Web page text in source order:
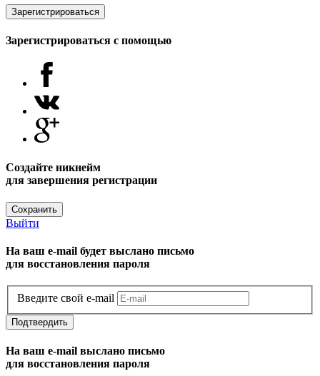
Зарегистрироваться
Зарегистрироваться с помощью
Создайте никнейм
для завершения регистрации
Сохранить
Выйти
На ваш e-mail будет выслано письмо
для восстановления пароля
Введите свой e-mail
Подтвердить
На ваш e-mail выслано письмо
для восстановления пароля